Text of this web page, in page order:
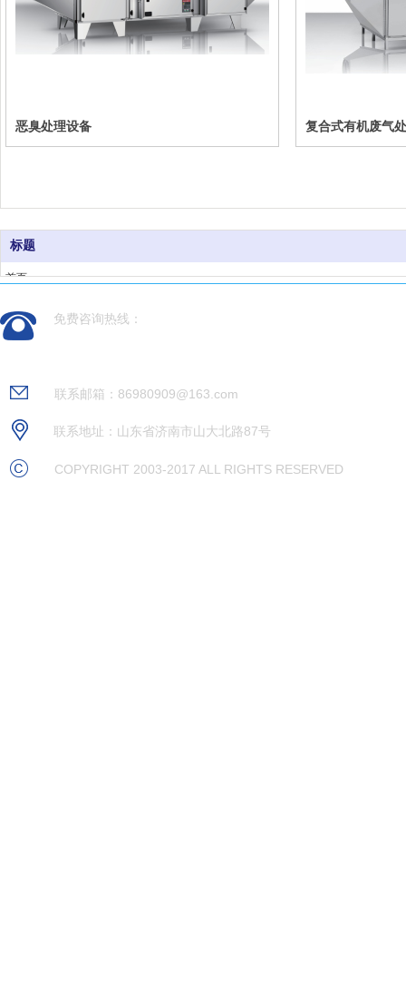
恶臭处理设备 复合式有机废气
标题
首页
新闻动态
案例展示
免费咨询热线：
联系邮箱：86980909@163.com
联系地址：山东省济南市山大北路87号
COPYRIGHT 2003-2017 ALL RIGHTS RESERVED